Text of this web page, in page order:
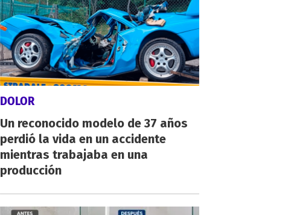
DOLOR
Un reconocido modelo de 37 años
perdió la vida en un accidente
mientras trabajaba en una
producción